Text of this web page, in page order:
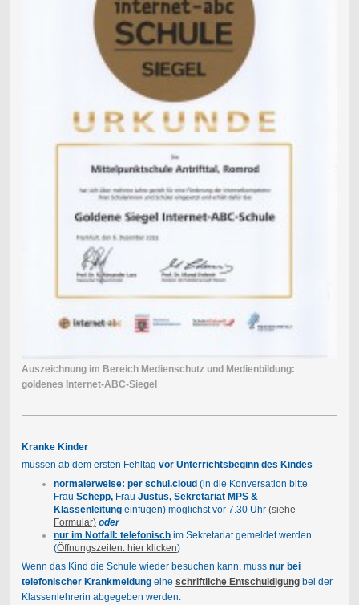
Auszeichnung im Bereich Medienschutz und Medienbildung:
goldenes Internet-ABC-Siegel
Kranke Kinder
müssen ab dem ersten Fehltag vor Unterrichtsbeginn des Kindes
normalerweise: per schul.cloud (in die Konversation bitte
Frau Schepp,Frau Justus, Sekretariat MPS &
Klassenleitungeinfügen) möglichst vor 7.30 Uhr (siehe
Formular) oder
nur im Notfall: telefonischim Sekretariat gemeldet werden
(Öffnungszeiten: hier klicken)
Wenn das Kind die Schule wieder besuchen kann, muss nur bei
telefonischer Krankmeldungeine schriftliche Entschuldigungbei der
Klassenlehrerin abgegeben werden.